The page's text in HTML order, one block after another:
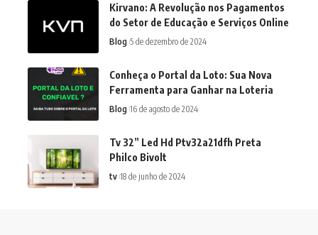
Kirvano: A Revolução nos Pagamentos
do Setor de Educação e Serviços Online
Blog 5 de dezembro de 2024
Conheça o Portal da Loto: Sua Nova
Ferramenta para Ganhar na Loteria
Blog 16 de agosto de 2024
Tv 32” Led Hd Ptv32a21dfh Preta
Philco Bivolt
tv 18 de junho de 2024